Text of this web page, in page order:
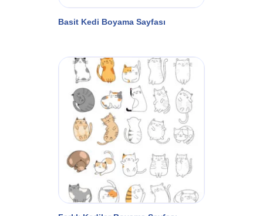
Basit Kedi Boyama Sayfası